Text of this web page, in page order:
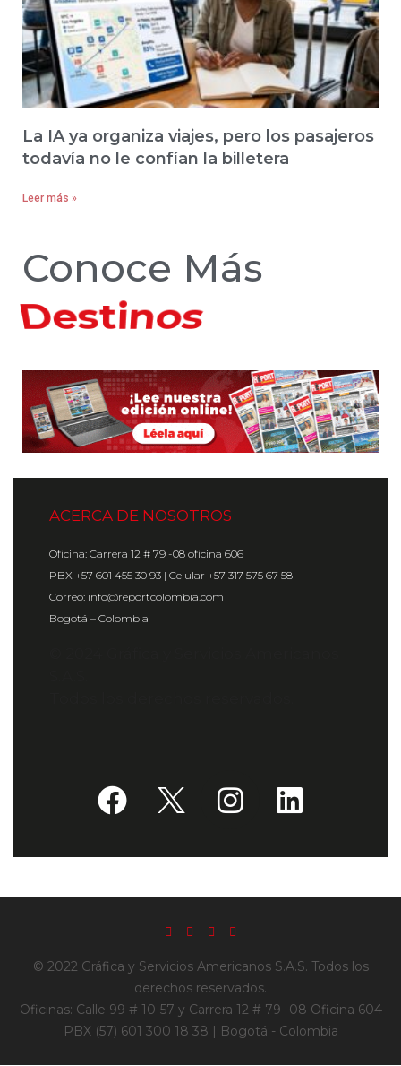
La IA ya organiza viajes, pero los pasajeros
todavía no le confían la billetera
Leer más »
Conoce Más
Hoteles
ACERCA DE NOSOTROS
Oficina: Carrera 12 # 79 -08 oficina 606
PBX +57 601 455 30 93 | Celular +57 317 575 67 58
Correo: info@reportcolombia.com
Bogotá – Colombia
© 2022 Gráfica y Servicios Americanos S.A.S. Todos los
derechos reservados.
Oficinas: Calle 99 # 10-57 y Carrera 12 # 79 -08 Oficina 604
PBX (57) 601 300 18 38 | Bogotá - Colombia